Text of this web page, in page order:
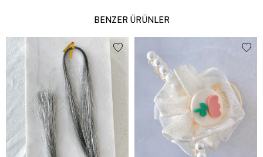
BENZER ÜRÜNLER